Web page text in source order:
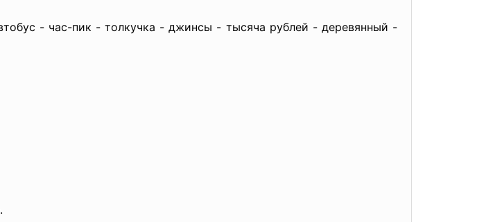
- час-пик - толкучка - джинсы - тысяча рублей - деревянный -